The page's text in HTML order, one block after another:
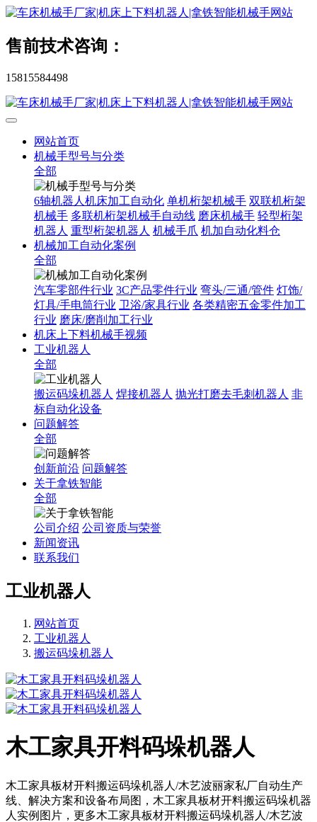
售前技术咨询：
15815584498
网站首页
机械手型号与分类
全部
6轴机器人机床加工自动化 单机桁架机械手 双联机桁架
机械手 多联机桁架机械手自动线 磨床机械手 轻型桁架
机器人 重型桁架机器人 机械手爪 机加自动化料仓
机械加工自动化案例
全部
汽车零部件行业 3C产品零件行业 弯头/三通/管件 灯饰/
灯具/手电筒行业 卫浴/家具行业 各类精密五金零件加工
行业 磨床/磨削加工行业
机床上下料机械手视频
工业机器人
全部
搬运码垛机器人 焊接机器人 抛光打磨去毛刺机器人 非
标自动化设备
问题解答
全部
创新前沿 问题解答
关于拿铁智能
全部
公司介绍 公司资质与荣誉
新闻资讯
联系我们
工业机器人
网站首页
工业机器人
搬运码垛机器人
木工家具开料码垛机器人
木工家具板材开料搬运码垛机器人/木艺波丽家私厂自动生产
线、解决方案和设备布局图，木工家具板材开料搬运码垛机器
人实例图片，更多木工家具板材开料搬运码垛机器人/木艺波